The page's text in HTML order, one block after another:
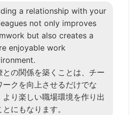
a relationship with your
not only improves
but also creates a
enjoyable work
との関係を築くことは、チー
ークを向上させるだけでな
より楽しい職場環境を作り出
とにもなります。